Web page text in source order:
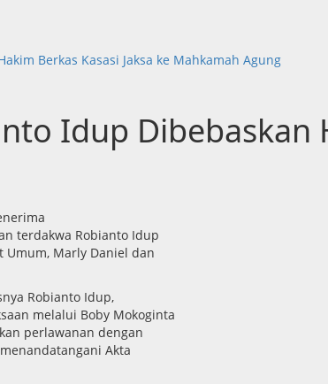
Berkas Kasasi Jaksa ke Mahkamah Agung
Idup Dibebaskan
terdakwa Robianto Idup
Umum, Marly Daniel dan
Robianto Idup,
melalui Boby Mokoginta
perlawanan dengan
Akta